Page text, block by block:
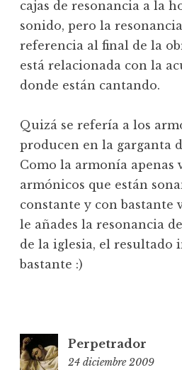
cajas de resonancia a la
sonido, pero la
referencia al final de la
está relacionada con la
donde están cantando.
Quizá se refería a los
producen en la garganta
Como la armonía apenas
armónicos que están
constante y con bastante
le añades la resonancia
de la iglesia, el resultado
bastante :)
Perpetrador
24 diciembre 2009